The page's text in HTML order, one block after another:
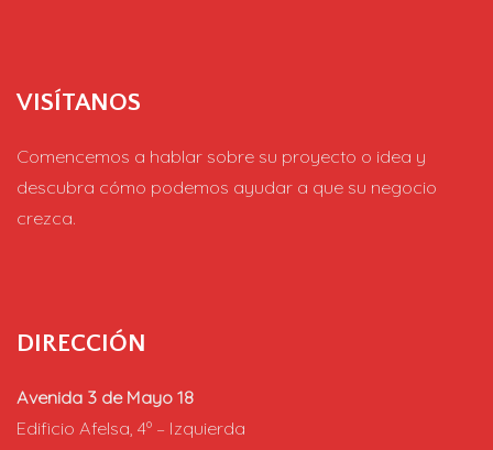
VISÍTANOS
Comencemos a hablar sobre su proyecto o idea y
descubra cómo podemos ayudar a que su negocio
crezca.
DIRECCIÓN
Avenida 3 de Mayo 18
Edificio Afelsa, 4º – Izquierda